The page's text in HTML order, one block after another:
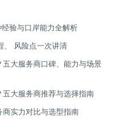
验与口岸能力全解析
、 风险点一次讲清
大服务商口碑、能力与场景
大服务商推荐与选择指南
实力对比与选型指南